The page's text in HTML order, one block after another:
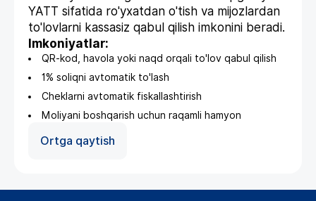
YATT sifatida ro'yxatdan o'tish va mijozlardan
to'lovlarni kassasiz qabul qilish imkonini beradi.
Imkoniyatlar:
QR-kod, havola yoki naqd orqali to'lov qabul qilish
1% soliqni avtomatik to'lash
Cheklarni avtomatik fiskallashtirish
Moliyani boshqarish uchun raqamli hamyon
Ortga qaytish